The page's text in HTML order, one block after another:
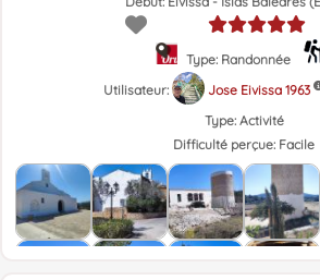
Type: Randonnée
Utilisateur:
Jose Eivissa 1963
Type: Activité
Difficulté perçue: Facile